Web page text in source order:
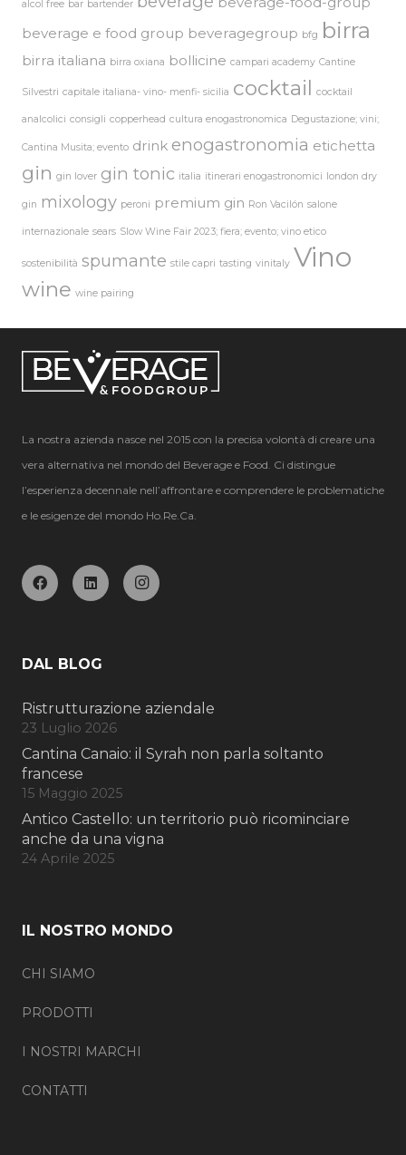
alcol free bar bartender
beverage e food group beveragegroup bfg birra
birra italiana birra oxiana bollicine campari academy Cantine
Silvestri capitale italiana- vino- menfi- sicilia cocktail cocktail
analcolici consigli copperhead cultura enogastronomica Degustazione; vini;
Cantina Musita; evento drink enogastronomia etichetta
gin gin lover gin tonic italia itinerari enogastronomici london dry
gin mixology peroni premium gin Ron Vacilón salone
internazionale sears Slow Wine Fair 2023; fiera; evento; vino etico
sostenibilità spumante stile capri tasting vinitaly Vino
wine wine pairing
La nostra azienda nasce nel 2015 con la precisa volontà di creare una
vera alternativa nel mondo del Beverage e Food. Ci distingue
l’esperienza decennale nell’affrontare e comprendere le problematiche
e le esigenze del mondo Ho.Re.Ca.
DAL BLOG
Ristrutturazione aziendale
23 Luglio 2026
Cantina Canaio: il Syrah non parla soltanto
francese
15 Maggio 2025
Antico Castello: un territorio può ricominciare
anche da una vigna
24 Aprile 2025
IL NOSTRO MONDO
CHI SIAMO
PRODOTTI
I NOSTRI MARCHI
CONTATTI